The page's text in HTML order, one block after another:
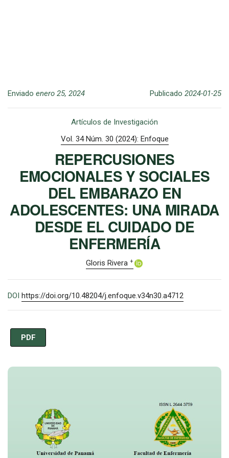
Enviado enero 25, 2024 Publicado 2024-01-25
Artículos de Investigación
Vol. 34 Núm. 30 (2024): Enfoque
REPERCUSIONES
EMOCIONALES Y SOCIALES
DEL EMBARAZO EN
ADOLESCENTES: UNA MIRADA
DESDE EL CUIDADO DE
ENFERMERÍA
Gloris Rivera +
DOI https://doi.org/10.48204/j.enfoque.v34n30.a4712
PDF
Imagen de portada